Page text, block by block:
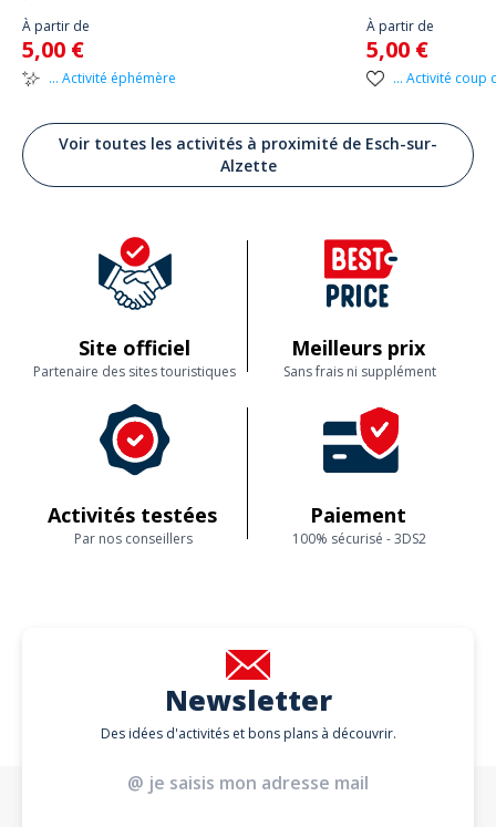
À partir de
5,00 €
... Activité éphémère
À partir de
5,00 €
... Activité coup
Voir toutes les activités à proximité de Esch-sur-
Alzette
Site officiel
Partenaire des sites touristiques
Meilleurs prix
Sans frais ni supplément
Activités testées
Par nos conseillers
Paiement
100% sécurisé - 3DS2
Newsletter
Des idées d'activités et bons plans à découvrir.